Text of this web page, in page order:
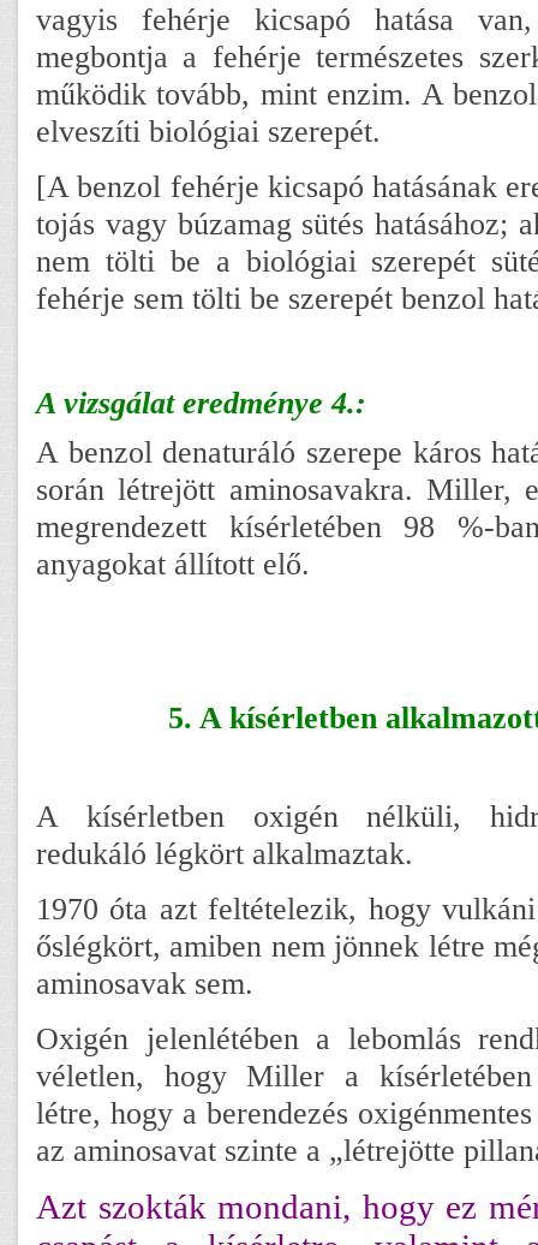
vagyis fehérje kicsapó hatása
megbontja a fehérje természetes
működik tovább, mint enzim. A
elveszíti biológiai szerepét.
[A benzol fehérje kicsapó hatásának
tojás vagy búzamag sütés hatásához;
nem tölti be a biológiai szerepét
fehérje sem tölti be szerepét benzol
A vizsgálat eredménye 4.:
A benzol denaturáló szerepe káros
során létrejött aminosavakra. Miller,
megrendezett kísérletében 98 %-
anyagokat állított elő.
5. A kísérletben
A kísérletben oxigén nélküli,
redukáló légkört alkalmaztak.
1970 óta azt feltételezik, hogy
őslégkört, amiben nem jönnek létre
aminosavak sem.
Oxigén jelenlétében a lebomlás
véletlen, hogy Miller a
létre, hogy a berendezés
az aminosavat szinte a „létrejötte
Azt szokták mondani, hogy ez